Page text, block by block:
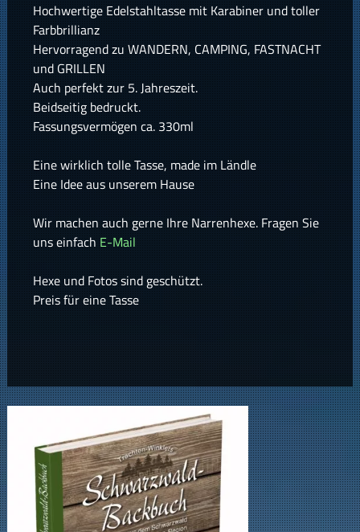
Hochwertige Edelstahltasse mit Karabiner und toller
Farbbrillianz
Hervorragend zu WANDERN, CAMPING, FASTNACHT
und GRILLEN
Auch perfekt zur 5. Jahreszeit.
Beidseitig bedruckt.
Fassungsvermögen ca. 330ml
Eine wirklich tolle Tasse, made im Ländle
Eine Idee aus unserem Hause
Wir machen auch gerne Ihre Narrenhexe. Fragen Sie
uns einfach E-Mail
Hexe und Fotos sind geschützt.
Preis für eine Tasse